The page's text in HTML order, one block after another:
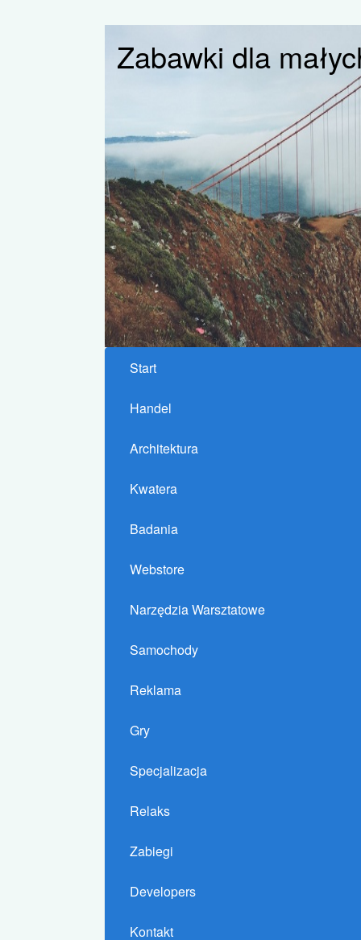
Zabawki dla
Start
Handel
Architektura
Kwatera
Badania
Webstore
Narzędzia Warsztatowe
Samochody
Reklama
Gry
Specjalizacja
Relaks
Zabiegi
Developers
Kontakt